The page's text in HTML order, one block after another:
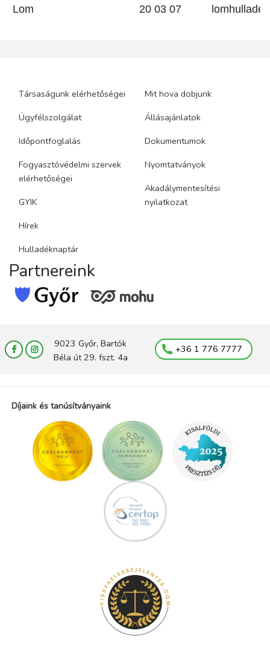
Lom
20 03 07 lomhulladék
Társaságunk elérhetőségei
Ügyfélszolgálat
Időpontfoglalás
Fogyasztóvédelmi szervek
elérhetőségei
GYIK
Hírek
Hulladéknaptár
Mit hova dobjunk
Állásajánlatok
Dokumentumok
Nyomtatványok
Akadálymentesítési
nyilatkozat
Partnereink
9023 Győr, Bartók
Béla út 29. fszt. 4a
+36 1 776 7777
Díjaink és tanúsítványaink